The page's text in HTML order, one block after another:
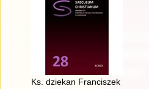
Ks. dziekan Franciszek